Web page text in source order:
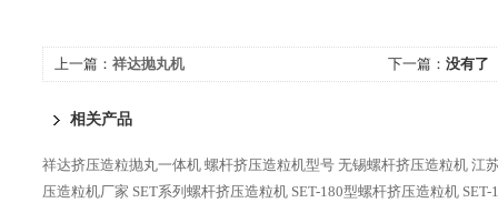
上一篇： 祥达抛丸机 下一篇： 没有了
相关产品
祥达挤压造粒抛丸一体机 螺杆挤压造粒机型号 无锡螺杆挤压造粒机 江
压造粒机厂家 SET系列螺杆挤压造粒机 SET-180型螺杆挤压造粒机